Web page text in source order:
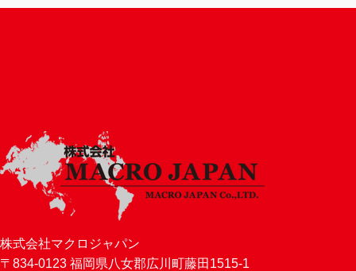
株式会社マクロジャパン
〒834-0123 福岡県八女郡広川町藤田1515-1